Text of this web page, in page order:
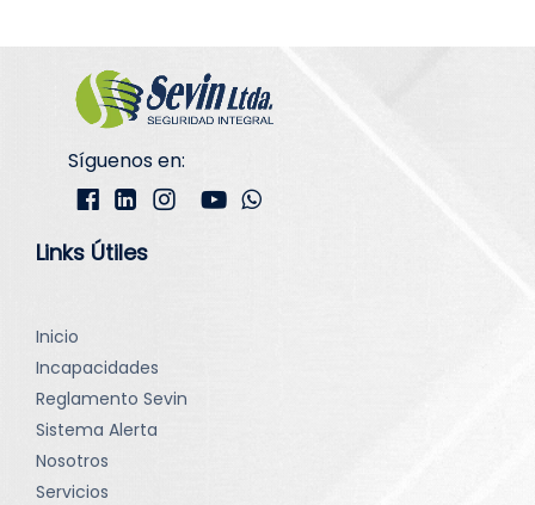
Síguenos en:
Links Útiles
Inicio
Incapacidades
Reglamento Sevin
Sistema Alerta
Nosotros
Servicios